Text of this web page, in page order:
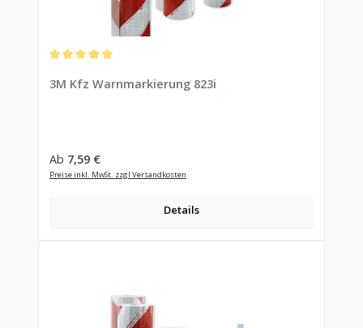
3M Kfz Warnmarkierung 823i
Regulärer Preis:
Ab 7,59 €
Preise inkl. MwSt. zzgl Versandkosten
Details